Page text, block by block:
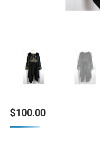
$100.00